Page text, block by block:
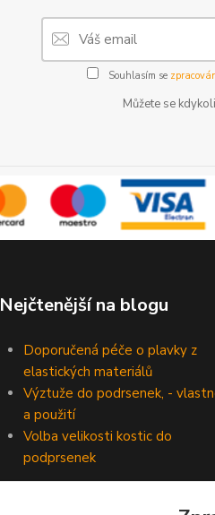
Souhlasím se
Můžete se
Nejčtenější na blogu
Doporučená péče o plavky z
elastických materiálů
Výztuže do podrsenek, -
a použití
Volba velikosti kostic do
podprsenek